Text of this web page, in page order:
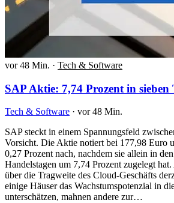
vor 48 Min. · Tech & Software
SAP Aktie: 7,74 Prozent in sieben
Tech & Software · vor 48 Min.
SAP steckt in einem Spannungsfeld
Vorsicht. Die Aktie notiert bei 177,98 Euro
0,27 Prozent nach, nachdem sie allein in
Handelstagen um 7,74 Prozent zugelegt
über die Tragweite des Cloud-Geschäfts
einige Häuser das Wachstumspotenzial in
unterschätzen, mahnen andere zur…